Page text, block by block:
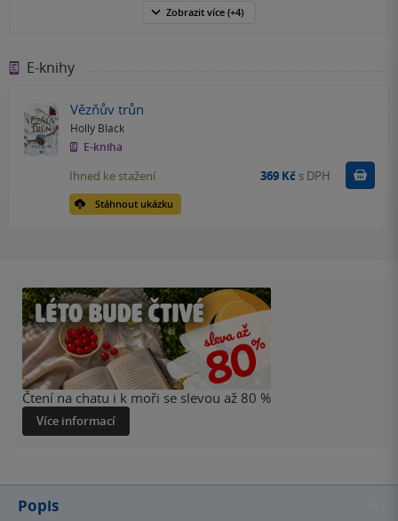
Zobrazit více (+4)
E-knihy
Vězňův trůn
Holly Black
E-kniha
Stáhnout ukázku
Ihned ke stažení 369 Kč s DPH Koupit
Čtení na chatu i k moři se slevou až 80 %
Více informací
Popis